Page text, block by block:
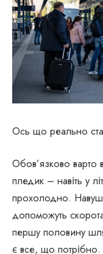
Ось що реально
Обов’язково варто
пледик – навіть у
прохолодно.
допоможуть
першу половину
є все, що